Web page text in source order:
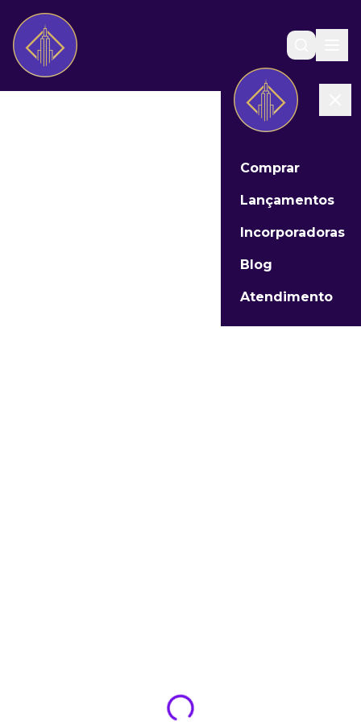
Comprar
Lançamentos
Incorporadoras
Blog
Atendimento